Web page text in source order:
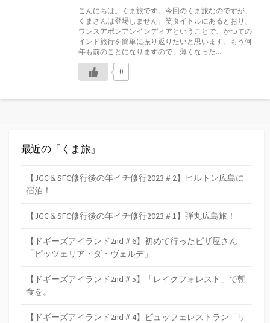
リ
ー
こんにちは。くま旅です。今回のくま旅なのですが、
くまさんは登場しません。笑タイトルにあるとおり、
ワンスアポンアンインディアということで、かつての
インド旅行を簡単に振り返りたいと思います。もう何
年も前のことになりますので、薄くなった...
0
最近の『くま旅』
【JGC＆SFC修行後の年イチ修行2023＃2】ヒルトン広島に
宿泊！
【JGC＆SFC修行後の年イチ修行2023＃1】弾丸広島旅！
【ドギーズアイランド2nd＃6】初めて行ったピザ屋さん
「ピッツェリア・ダ・ヴェルデ」
【ドギーズアイランド2nd＃5】「レイクフォレスト」で朝
食を。
【ドギーズアイランド2nd＃4】ビュッフェレストラン「サ